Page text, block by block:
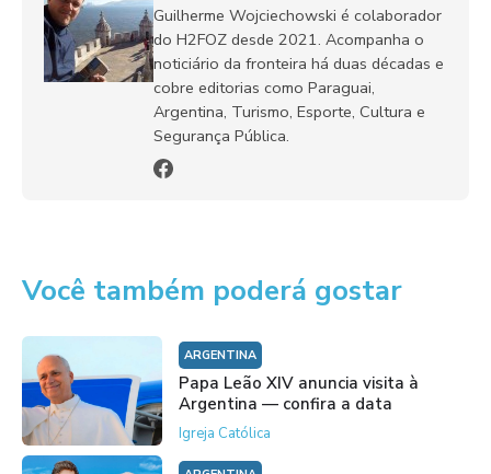
Guilherme Wojciechowski é colaborador
do H2FOZ desde 2021. Acompanha o
noticiário da fronteira há duas décadas e
cobre editorias como Paraguai,
Argentina, Turismo, Esporte, Cultura e
Segurança Pública.
Você também poderá gostar
ARGENTINA
Papa Leão XIV anuncia visita à
Argentina — confira a data
Igreja Católica